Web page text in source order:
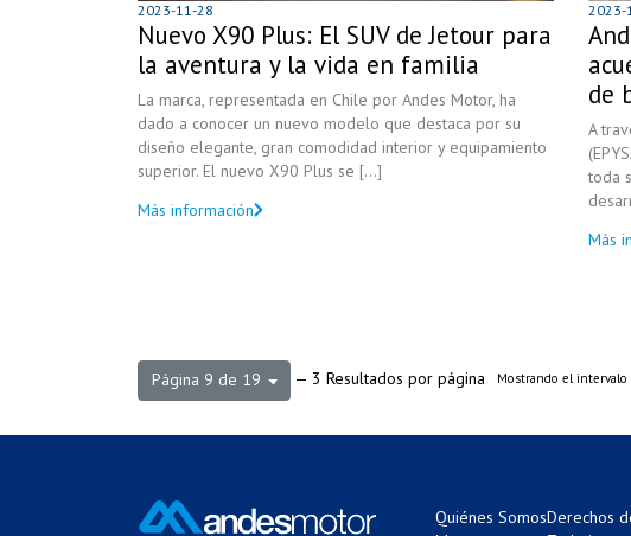
2023-11-28
Nuevo X90 Plus: El SUV de Jetour para
la aventura y la vida en familia
La marca, representada en Chile por Andes Motor, ha
dado a conocer un nuevo modelo que destaca por su
diseño elegante, gran comodidad interior y equipamiento
superior. El nuevo X90 Plus se [...]
Más información
2023-
de
A
toda
Más
Página 9 de 19 — 3 Resultados por página Mostrando el intervalo
Quiénes SomosDerechos